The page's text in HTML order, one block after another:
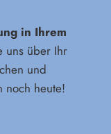
in Ihrem
uns über Ihr
und
noch heute!